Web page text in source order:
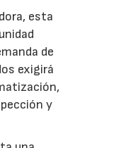
esta
de
exigirá
y